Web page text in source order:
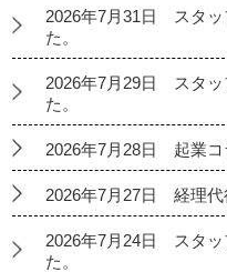
2026年7月31日 スタッ
た。
2026年7月29日 スタッ
た。
2026年7月28日 起業コ
2026年7月27日 経理代
2026年7月24日 スタッ
た。